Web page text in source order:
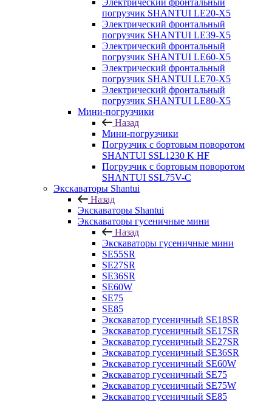
Электрический фронтальный
погрузчик SHANTUI LE20-X5
Электрический фронтальный
погрузчик SHANTUI LE39-X5
Электрический фронтальный
погрузчик SHANTUI LE60-X5
Электрический фронтальный
погрузчик SHANTUI LE70-X5
Электрический фронтальный
погрузчик SHANTUI LE80-X5
Мини-погрузчики
Назад
Мини-погрузчики
Погрузчик с бортовым поворотом
SHANTUI SSL1230 K HF
Погрузчик с бортовым поворотом
SHANTUI SSL75V-C
Экскаваторы Shantui
Назад
Экскаваторы Shantui
Экскаваторы гусеничные мини
Назад
Экскаваторы гусеничные мини
SE55SR
SE27SR
SE36SR
SE60W
SE75
SE85
Экскаватор гусеничный SE18SR
Экскаватор гусеничный SE17SR
Экскаватор гусеничный SE27SR
Экскаватор гусеничный SE36SR
Экскаватор гусеничный SE60W
Экскаватор гусеничный SE75
Экскаватор гусеничный SE75W
Экскаватор гусеничный SE85